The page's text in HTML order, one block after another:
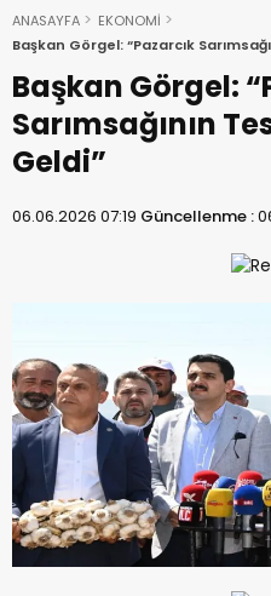
ANASAYFA
EKONOMİ
Başkan Görgel: “Pazarcık
Başkan Görgel:
Sarımsağının
Geldi”
06.06.2026 07:19 Güncellenme :